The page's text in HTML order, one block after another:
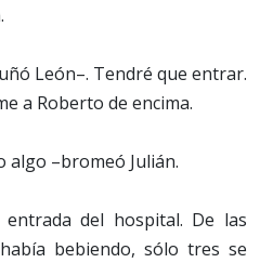
León–. Tendré que entrar.
a Roberto de encima.
algo –bromeó Julián.
del hospital. De las
bebiendo, sólo tres se